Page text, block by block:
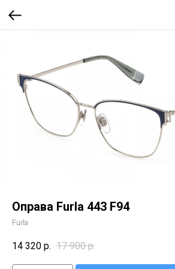
Оправа Furla 443 F94
Furla
14 320 р. 17 900 р.